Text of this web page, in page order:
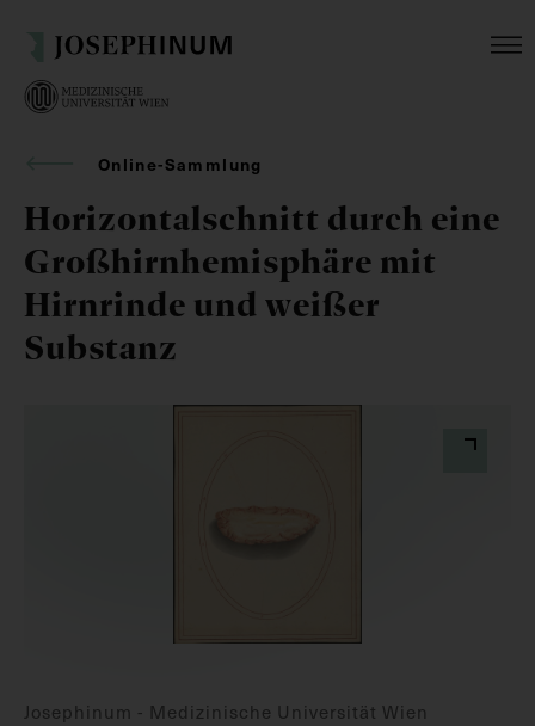
Online-Sammlung
Horizontalschnitt durch eine
Großhirnhemisphäre mit
Hirnrinde und weißer
Substanz
Josephinum - Medizinische Universität Wien